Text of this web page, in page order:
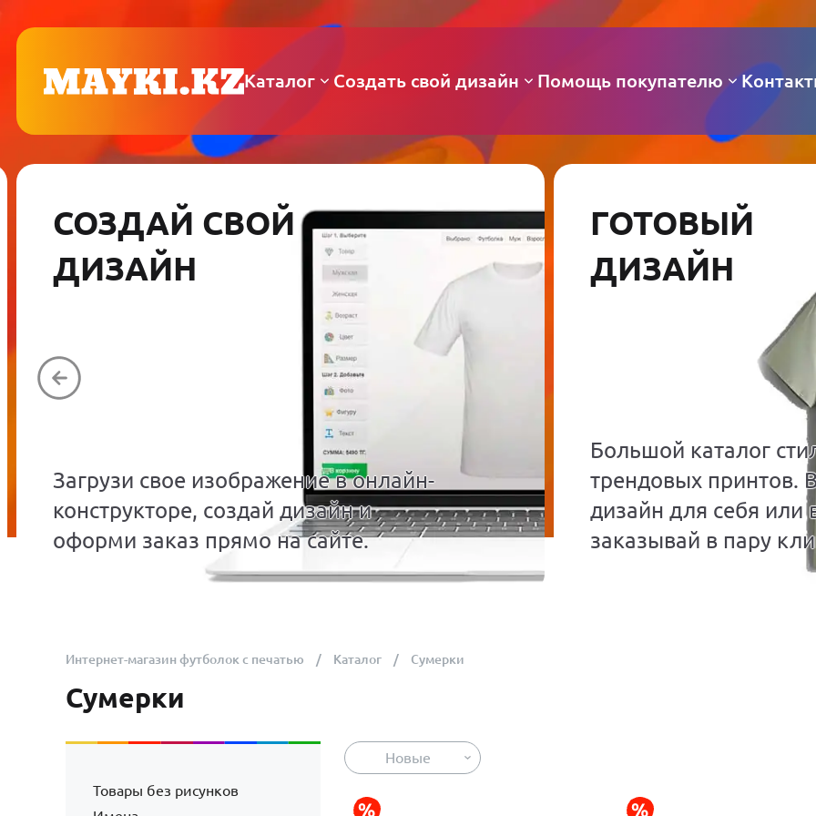
Каталог Создать свой дизайн Помощь покупателю
СОЗДАЙ СВОЙ
ДИЗАЙН
Загрузи свое изображение в онлайн-
конструкторе, создай дизайн и
оформи заказ прямо на сайте.
ГОТОВЫЙ
ДИЗАЙН
Большой каталог
трендовых принтов.
дизайн для себя или
заказывай в пару
Интернет-магазин футболок с печатью Каталог Сумерки
Сумерки
Товары без рисунков
Новые